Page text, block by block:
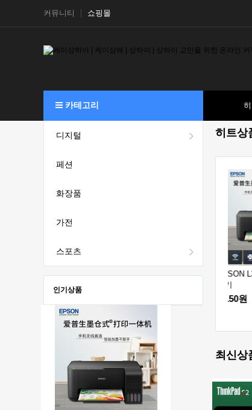
커뮤니티 쇼핑몰
카테고리
디지털
페션
화장품
가전
스포츠
인기상품
히트상
[매월60원] 요금이 가장 저
렴한 인터넷을 추천드립니
EPSON L3258 WIFI 칼라복
최신상